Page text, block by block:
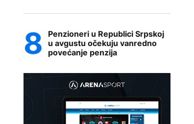
Penzioneri u Republici Srpskoj
u avgustu očekuju vanredno
povećanje penzija